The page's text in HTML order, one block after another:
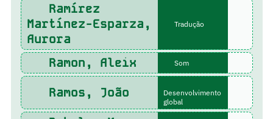
Ramírez
Martínez-Esparza,
Aurora
Tradução
Ramon, Aleix Som
Ramos, João
Desenvolvimento
global